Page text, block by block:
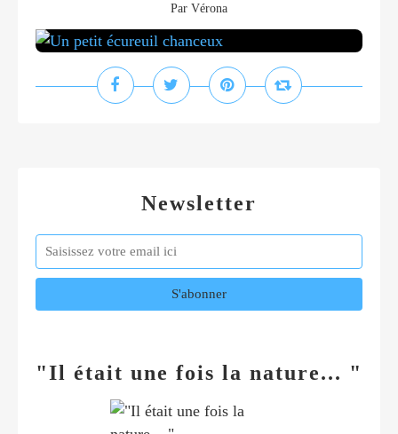
Par Vérona
Newsletter
"Il était une fois la nature... "